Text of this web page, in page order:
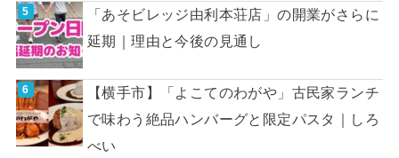
「あそビレッジ由利本荘店」の開業がさらに
延期｜理由と今後の見通し
【横手市】「よこてのわがや」古民家ランチ
で味わう絶品ハンバーグと限定パスタ｜しろ
べい